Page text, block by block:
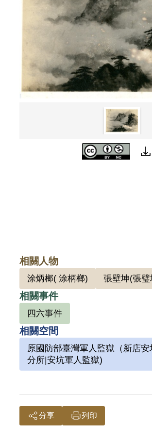
相關人物
涂炳榔( 涂柄榔) 張壁坤(張璧
相關事件
四六事件
相關空間
原國防部臺灣軍人監獄（新店
分所|安坑軍人監獄)
分享 列印